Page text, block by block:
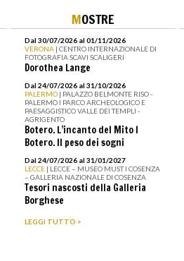
MOSTRE
Dal 30/07/2026 al 01/11/2026
VERONA | CENTRO INTERNAZIONALE DI
FOTOGRAFIA SCAVI SCALIGERI
Dorothea Lange
Dal 24/07/2026 al 31/10/2026
PALERMO | PALAZZO BELMONTE RISO -
PALERMO I PARCO ARCHEOLOGICO E
PAESAGGISTICO VALLE DEI TEMPLI -
AGRIGENTO
Botero. L’incanto del Mito I
Botero. Il peso dei sogni
Dal 24/07/2026 al 31/01/2027
LECCE | LECCE – MUSEO MUST I COSENZA
– GALLERIA NAZIONALE DI COSENZA
Tesori nascosti della Galleria
Borghese
LEGGI TUTTO >